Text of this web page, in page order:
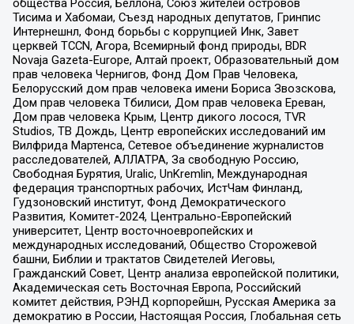
общества Россия, Беллона, Союз жителей островов
Тисима и Хабомаи, Съезд народных депутатов, Гринпис
Интернешнл, Фонд борьбы с коррупцией Инк, Завет
церквей TCCN, Агора, Всемирный фонд природы, BDR
Novaja Gazeta-Europe, Алтай проект, Образовательный дом
прав человека Чернигов, Фонд Дом Прав Человека,
Белорусский дом прав человека имени Бориса Звозскова,
Дом прав человека Тбилиси, Дом прав человека Ереван,
Дом прав человека Крым, Центр дикого лосося, TVR
Studios, ТВ Дождь, Центр европейских исследований им
Вилфрида Мартенса, Сетевое объединение журналистов
расследователей, АЛЛАТРА, За свободную Россию,
Свободная Бурятия, Uralic, UnKremlin, Международная
федерация транспортных рабочих, ИстЧам Финланд,
Гудзоновский институт, Фонд Демократического
Развития, Комитет-2024, Центрально-Европейский
университет, Центр восточноевропейских и
международных исследований, Общество Сторожевой
башни, Библии и трактатов Свидетелей Иеговы,
Гражданский Совет, Центр анализа европейской политики,
Академическая сеть Восточная Европа, Российский
комитет действия, РЭНД корпорейшн, Русская Америка за
демократию в России, Настоящая Россия, Глобальная сеть